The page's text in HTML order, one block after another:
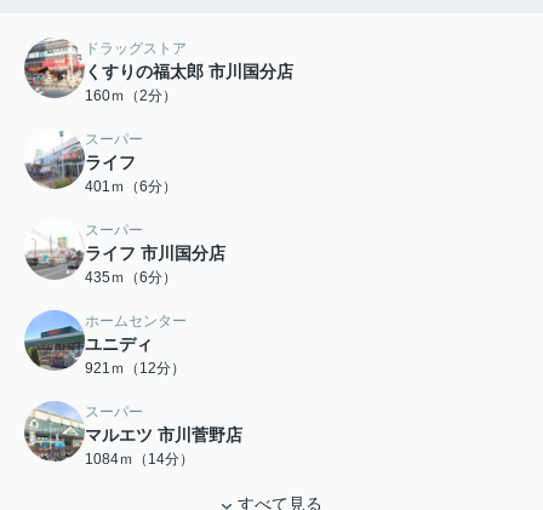
ドラッグストア
くすりの福太郎 市川国分店
160ｍ（2分）
スーパー
ライフ
401ｍ（6分）
スーパー
ライフ 市川国分店
435ｍ（6分）
ホームセンター
ユニディ
921ｍ（12分）
スーパー
マルエツ 市川菅野店
1084ｍ（14分）
すべて見る